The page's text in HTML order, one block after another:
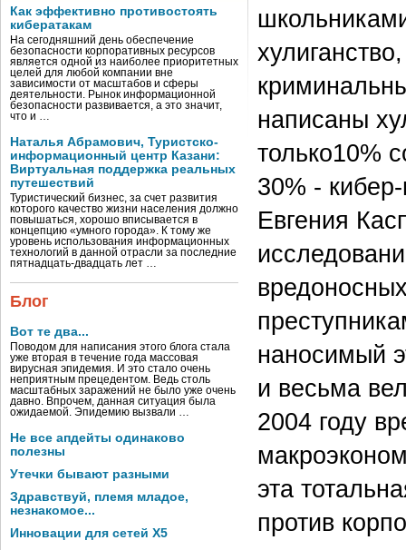
Как эффективно противостоять
кибератакам
На сегодняшний день обеспечение
безопасности корпоративных ресурсов
является одной из наиболее приоритетных
целей для любой компании вне
зависимости от масштабов и сферы
деятельности. Рынок информационной
безопасности развивается, а это значит,
что и …
Наталья Абрамович, Туристско-
информационный центр Казани:
Виртуальная поддержка реальных
путешествий
Туристический бизнес, за счет развития
которого качество жизни населения должно
повышаться, хорошо вписывается в
концепцию «умного города». К тому же
уровень использования информационных
технологий в данной отрасли за последние
пятнадцать-двадцать лет …
Блог
Вот те два...
Поводом для написания этого блога стала
уже вторая в течение года массовая
вирусная эпидемия. И это стало очень
неприятным прецедентом. Ведь столь
масштабных заражений не было уже очень
давно. Впрочем, данная ситуация была
ожидаемой. Эпидемию вызвали …
Не все апдейты одинаково
полезны
Утечки бывают разными
Здравствуй, племя младое,
незнакомое...
Инновации для сетей X5
написаны
только10%
30% -
Евгения
наносимый
и весьма
2004 году
эта
против